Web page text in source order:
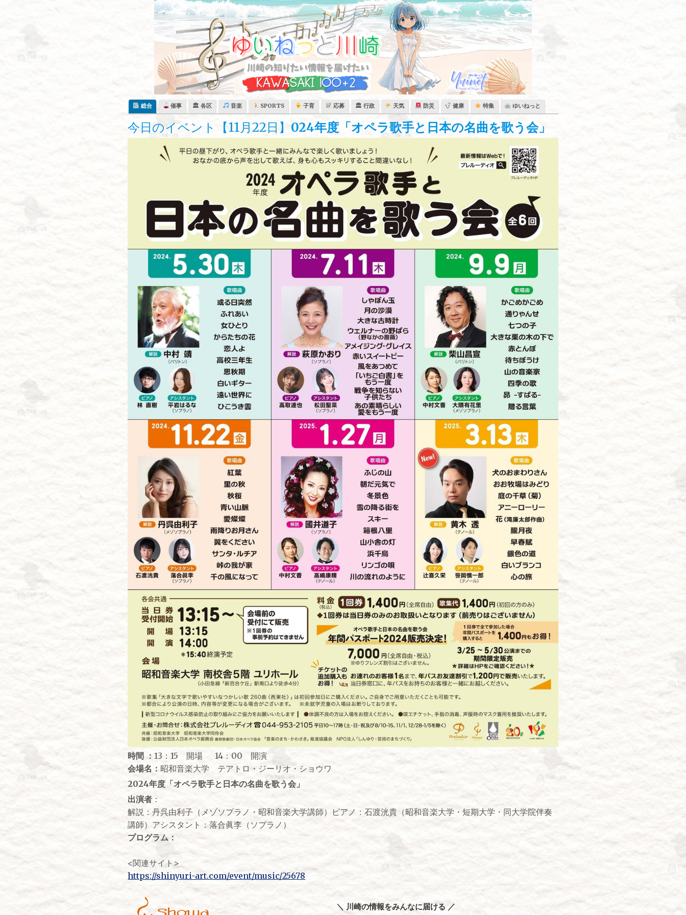
総合 催事 🏛 各区 音楽 SPORTS 子育 応募 🏛 行政 天気 防災 健康 特集 ゆいねっと
今日のイベント【11月22日】 024年度「オペラ歌手と日本の名曲を歌う会」
時間 ：13：15 開場 14：00 開演
会場名： 昭和音楽大学 テアトロ・ジーリオ・ショウワ
2024年度「オペラ歌手と日本の名曲を歌う会」
出演者 ：
解説：丹呉由利子（メゾソプラノ・昭和音楽大学講師）ピアノ：石渡洸貴（昭和音楽大学・短期大学・同大学院伴奏
講師）アシスタント：落合眞李（ソプラノ）
プログラム：
<関連サイト>
https://shinyuri-art.com/event/music/25678
＼ 川崎の情報をみんなに届ける ／